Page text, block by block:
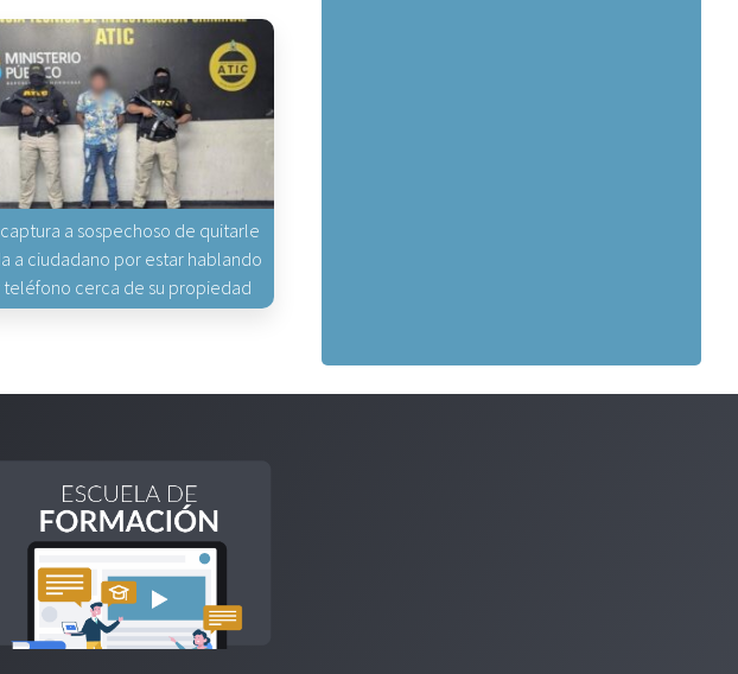
captura a sospechoso de quitarle
a ciudadano por estar hablando
teléfono cerca de su propiedad